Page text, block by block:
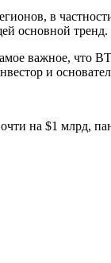
в
основной тренд.
важное, что
и
на $1 млрд,